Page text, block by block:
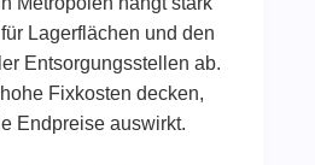
Lagerflächen und den
Entsorgungsstellen ab.
Fixkosten decken,
Endpreise auswirkt.